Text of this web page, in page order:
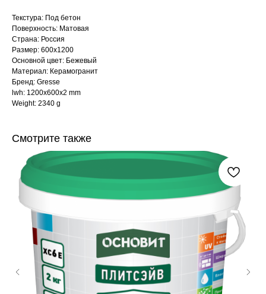
Текстура: Под бетон
Поверхность: Матовая
Страна: Россия
Размер: 600x1200
Основной цвет: Бежевый
Материал: Керамогранит
Бренд: Gresse
lwh: 1200x600x2 mm
Weight: 2340 g
Смотрите также